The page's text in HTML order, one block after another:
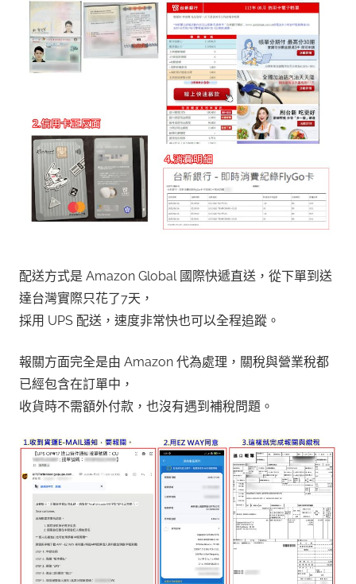
配送方式是 Amazon Global 國際快遞直送，從下單到送
達台灣實際只花了7天，
採用 UPS 配送，速度非常快也可以全程追蹤。
報關方面完全是由 Amazon 代為處理，關稅與營業稅都
已經包含在訂單中，
收貨時不需額外付款，也沒有遇到補稅問題。